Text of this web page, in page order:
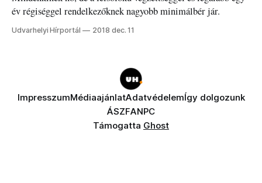
év régiséggel rendelkezőknek nagyobb minimálbér jár.
Udvarhelyi Hírportál 2018 dec. 11
ImpresszumMédiaajánlatAdatvédelemÍgy dolgozunk
ÁSZFANPC
Támogatta Ghost